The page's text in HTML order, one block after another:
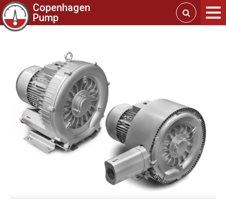
Copenhagen
Pump